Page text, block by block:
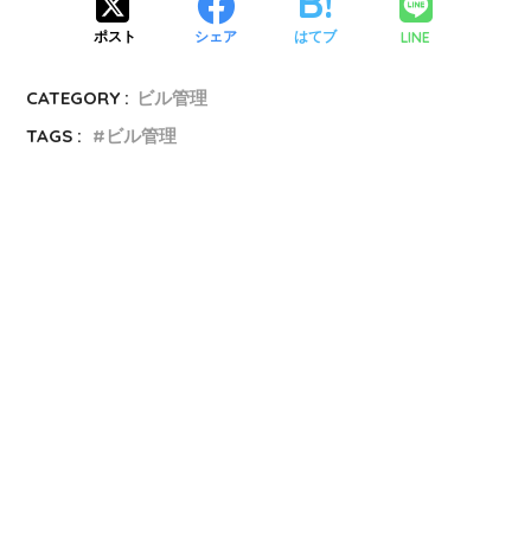
ポスト シェア はてブ LINE
CATEGORY : ビル管理
TAGS :
ビル管理